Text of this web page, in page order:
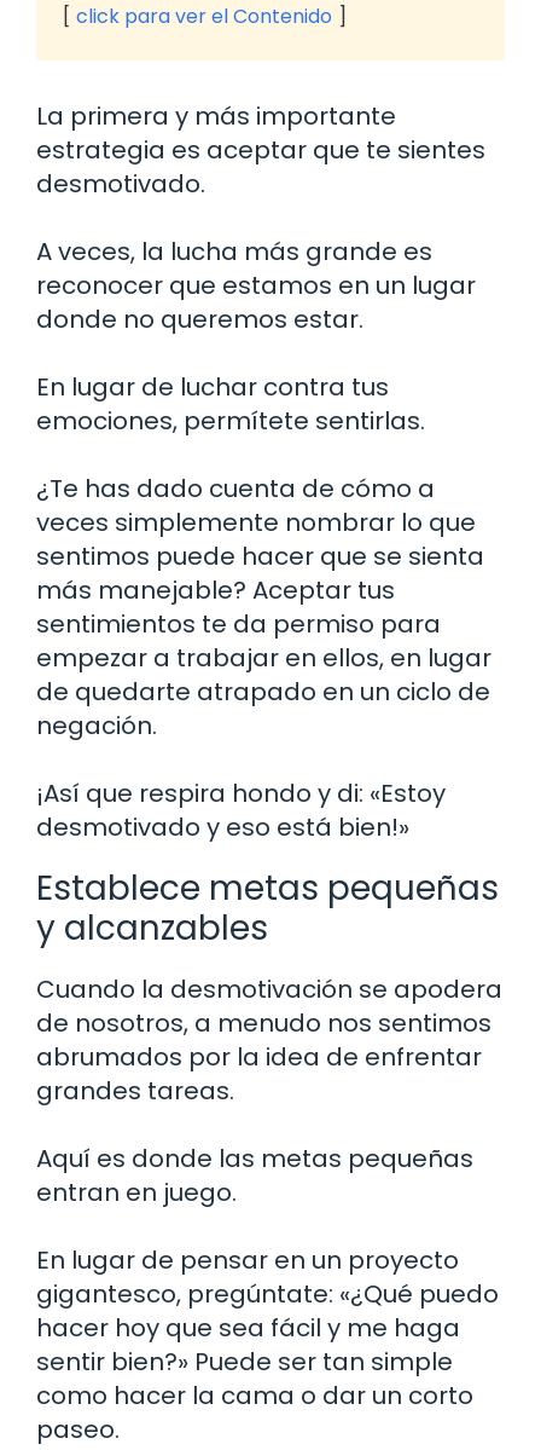
click para ver el Contenido
La primera y más importante
estrategia es aceptar que te sientes
desmotivado.
A veces, la lucha más grande es
reconocer que estamos en un lugar
donde no queremos estar.
En lugar de luchar contra tus
emociones, permítete sentirlas.
¿Te has dado cuenta de cómo a
veces simplemente nombrar lo que
sentimos puede hacer que se sienta
más manejable? Aceptar tus
sentimientos te da permiso para
empezar a trabajar en ellos, en lugar
de quedarte atrapado en un ciclo de
negación.
¡Así que respira hondo y di: «Estoy
desmotivado y eso está bien!»
Establece metas pequeñas
y alcanzables
Cuando la desmotivación se apodera
de nosotros, a menudo nos sentimos
abrumados por la idea de enfrentar
grandes tareas.
Aquí es donde las metas pequeñas
entran en juego.
En lugar de pensar en un proyecto
gigantesco, pregúntate: «¿Qué puedo
hacer hoy que sea fácil y me haga
sentir bien?» Puede ser tan simple
como hacer la cama o dar un corto
paseo.